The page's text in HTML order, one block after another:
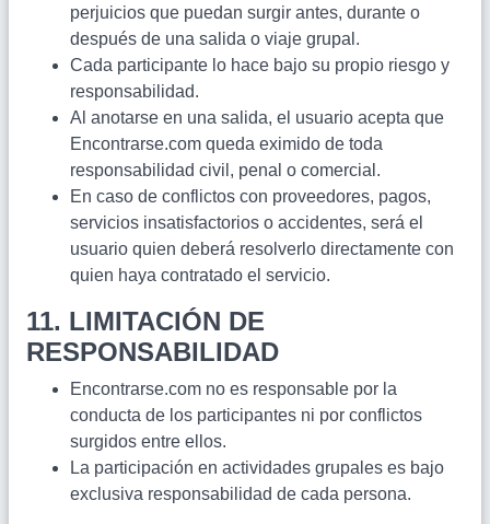
perjuicios que puedan surgir antes, durante o
después de una salida o viaje grupal.
Cada participante lo hace bajo su propio riesgo y
responsabilidad.
Al anotarse en una salida, el usuario acepta que
Encontrarse.com queda eximido de toda
responsabilidad civil, penal o comercial.
En caso de conflictos con proveedores, pagos,
servicios insatisfactorios o accidentes, será el
usuario quien deberá resolverlo directamente con
quien haya contratado el servicio.
11. LIMITACIÓN DE
RESPONSABILIDAD
Encontrarse.com no es responsable por la
conducta de los participantes ni por conflictos
surgidos entre ellos.
La participación en actividades grupales es bajo
exclusiva responsabilidad de cada persona.